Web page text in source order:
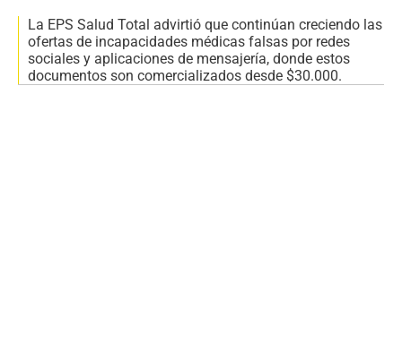
La EPS Salud Total advirtió que continúan creciendo las
ofertas de incapacidades médicas falsas por redes
sociales y aplicaciones de mensajería, donde estos
documentos son comercializados desde $30.000.